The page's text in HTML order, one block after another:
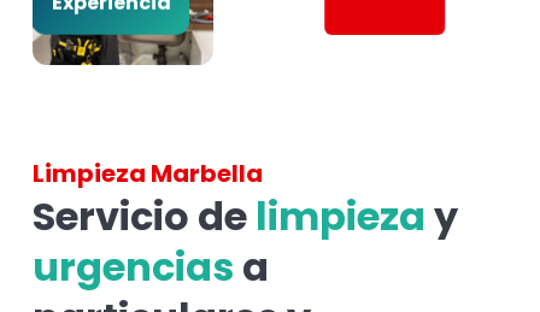
Limpieza Marbella
Servicio de limpieza y
urgencias a